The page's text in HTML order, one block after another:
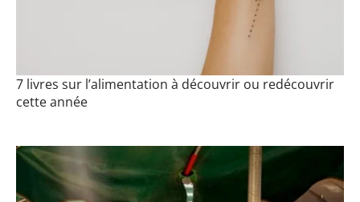
7 livres sur l’alimentation à découvrir ou redécouvrir
cette année